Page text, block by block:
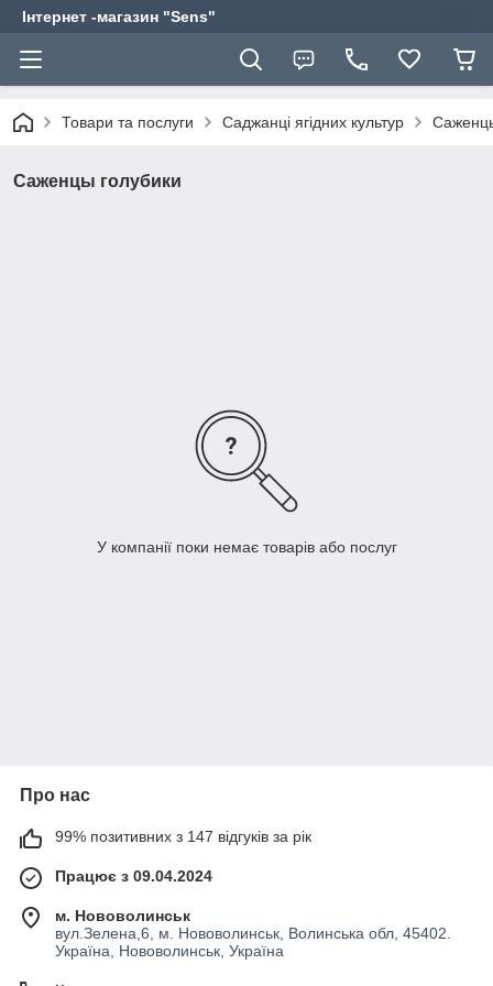
Інтернет -магазин "Sens"
Товари та послуги Саджанці ягідних культур
Саженцы голубики
У компанії поки немає товарів або послуг
Про нас
99% позитивних з 147 відгуків за рік
Працює з 09.04.2024
м. Нововолинськ
вул.Зелена,6, м. Нововолинськ, Волинська обл, 45402.
Україна, Нововолинськ, Україна